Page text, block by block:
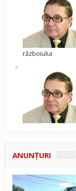
războiului
ANUNŢURI